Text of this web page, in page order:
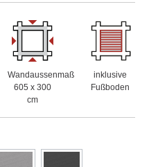
Wandaussenmaß
605 x 300
cm
inklusive
Fußboden